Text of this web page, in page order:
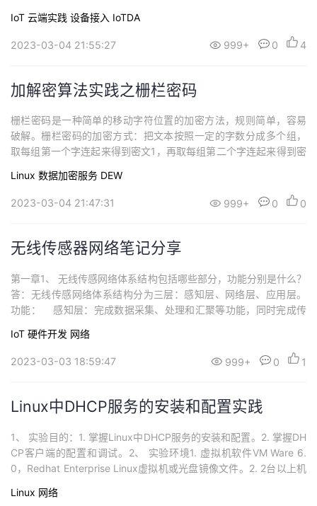
的
我
证
实
验
的
收
技
持
的
建
议
1 GiB Ubuntu 16.04 server 64bit在本地Xshell中登录创建好的She
nMan的...
IoT 云端实践 设备接入 IoTDA
2023-03-04 21:55:27 999+ 0 4
加解密算法实践之栅栏密码
栅栏密码是一种简单的移动字符位置的加密方法，规则简单，容易
破解。栅栏密码的加密方式：把文本按照一定的字数分成多个组，
取每组第一个字连起来得到密文1，再取每组第二个字连起来得到密
法长: M(6-12)宽:N(3-6)按对角线排列明文:按行生成密文。def cry
pto(): plain = input('请输入明文：') ...
Linux 数据加密服务 DEW
2023-03-04 21:47:31 999+ 0 0
无线传感器网络笔记分享
第一章1、 无线传感网络体系结构包括哪些部分，功能分别是什么？
答：无线传感网络体系结构分为三层：感知层、网络层、应用层。
功能： 感知层：完成数据采集、处理和汇聚等功能，同时完成传
层：网络层完成感知数据到应用服务系统的传输，不需要你对感知
数据处理应用层：利用感知数据为用户提供服务。2.简单叙述WSN
IoT 硬件开发 网络
2023-03-03 18:59:47 999+ 0 1
Linux中DHCP服务的安装和配置实践
1、 实验目的：1. 掌握Linux中DHCP服务的安装和配置。2. 掌握DH
CP客户端的配置和调试。2、 实验环境1. 虚拟机软件VM Ware 6.
0，Redhat Enterprise Linux虚拟机或光盘镜像文件。2. 2台以上机
请求。DHCP客户机启动计算机后，通过UDP端口67广播一个DHCP
Linux 网络